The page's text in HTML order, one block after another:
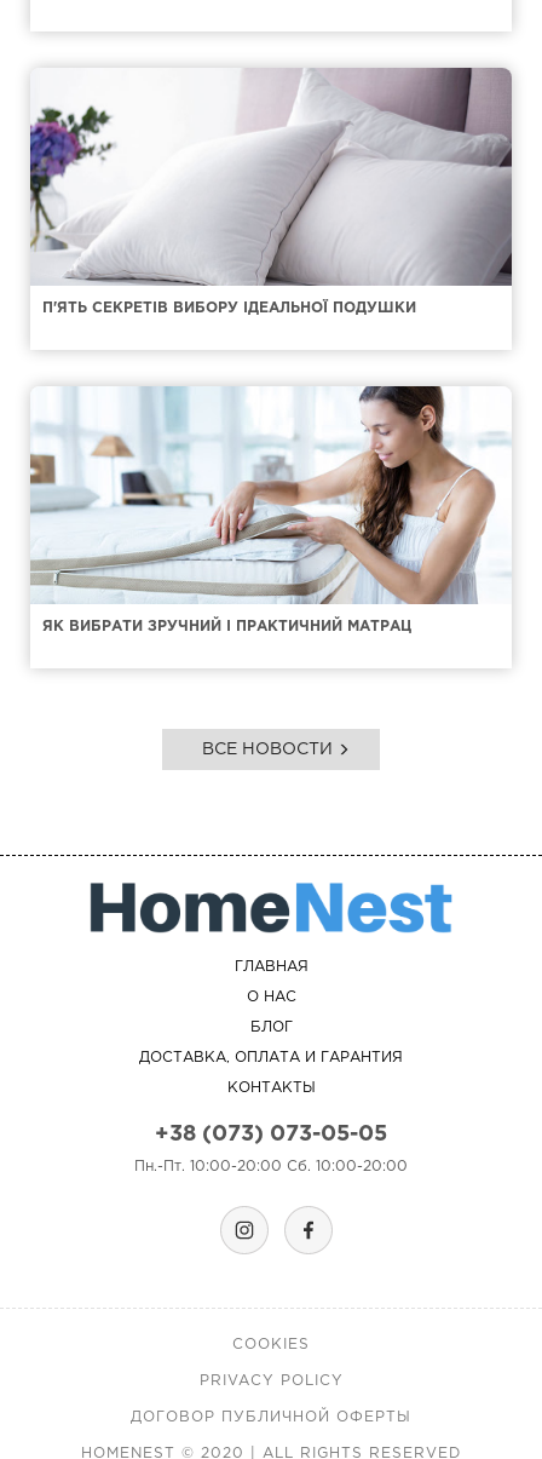
П'ЯТЬ СЕКРЕТІВ ВИБОРУ ІДЕАЛЬНОЇ ПОДУШКИ
ЯК ВИБРАТИ ЗРУЧНИЙ І ПРАКТИЧНИЙ МАТРАЦ
ВСЕ НОВОСТИ
ГЛАВНАЯ
О НАС
БЛОГ
ДОСТАВКА, ОПЛАТА И ГАРАНТИЯ
КОНТАКТЫ
+38 (073) 073-05-05
Пн.-Пт. 10:00-20:00 Сб. 10:00-20:00
COOKIES
PRIVACY POLICY
ДОГОВОР ПУБЛИЧНОЙ ОФЕРТЫ
HOMENEST © 2020 | ALL RIGHTS RESERVED